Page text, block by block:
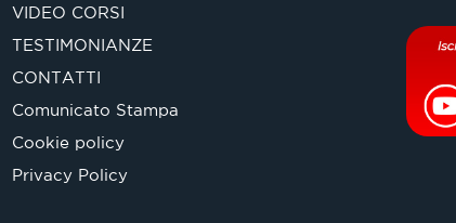
VIDEO CORSI
TESTIMONIANZE
CONTATTI
Comunicato Stampa
Cookie policy
Privacy Policy